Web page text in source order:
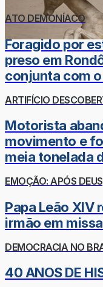
ATO DEMONÍACO
Foragido por
preso em
conjunta com o
ARTIFÍCIO
Motorista
movimento e
meia tonelada
EMOÇÃO: APÓS
Papa Leão XIV
irmão em
DEMOCRACIA NO
40 ANOS DE